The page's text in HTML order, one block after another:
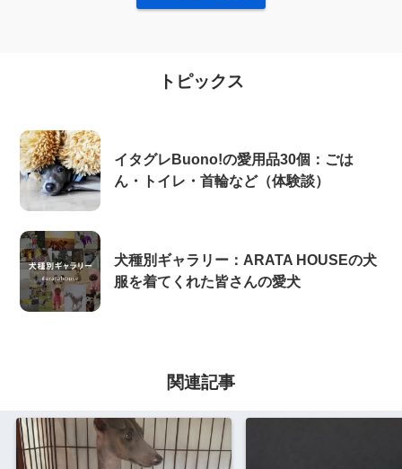
トピックス
イタグレBuono!の愛用品30個：ごは
ん・トイレ・首輪など（体験談）
犬種別ギャラリー：ARATA HOUSEの犬
服を着てくれた皆さんの愛犬
関連記事